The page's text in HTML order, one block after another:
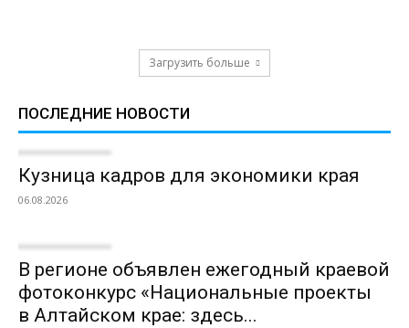
Загрузить больше
ПОСЛЕДНИЕ НОВОСТИ
Кузница кадров для экономики края
06.08.2026
В регионе объявлен ежегодный краевой
фотоконкурс «Национальные проекты
в Алтайском крае: здесь...